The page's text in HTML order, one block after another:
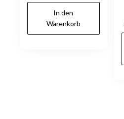
In den
Warenkorb